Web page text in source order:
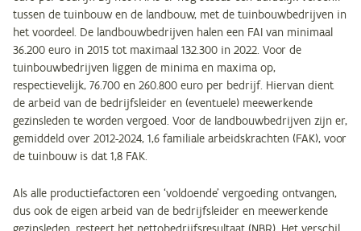
tussen de tuinbouw en de landbouw, met de tuinbouwbedrijven in
het voordeel. De landbouwbedrijven halen een FAI van minimaal
36.200 euro in 2015 tot maximaal 132.300 in 2022. Voor de
tuinbouwbedrijven liggen de minima en maxima op,
respectievelijk, 76.700 en 260.800 euro per bedrijf. Hiervan dient
de arbeid van de bedrijfsleider en (eventuele) meewerkende
gezinsleden te worden vergoed. Voor de landbouwbedrijven zijn er,
gemiddeld over 2012-2024, 1,6 familiale arbeidskrachten (FAK), voor
de tuinbouw is dat 1,8 FAK.
Als alle productiefactoren een ‘voldoende’ vergoeding ontvangen,
dus ook de eigen arbeid van de bedrijfsleider en meewerkende